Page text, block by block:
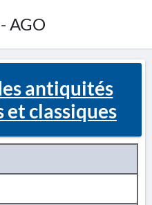
AGO
antiquités
classiques